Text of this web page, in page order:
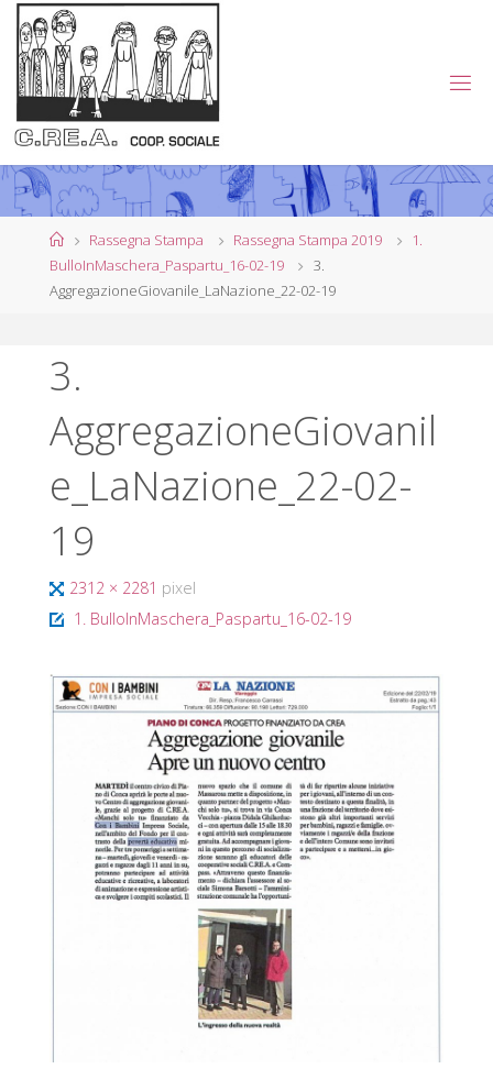
Salta
contenuto
.RE
.A.
CO
AT
I
LE
VIA
RE
GG
I O
HomeRassegna Stampa Rassegna Stampa 2019
1.
BulloInMaschera_Paspartu_16-02-19
3.
AggregazioneGiovanile_LaNazione_22-02-19
3.
AggregazioneGiovanil
e_LaNazione_22-02-
19
Tutta
larghezza
2312 × 2281 pixel
1. BulloInMaschera_Paspartu_16-02-19